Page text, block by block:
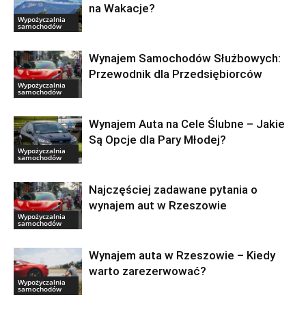
Wypożyczalnia
samochodów
na Wakacje?
Wypożyczalnia
samochodów
Wynajem Samochodów Służbowych:
Przewodnik dla Przedsiębiorców
Wypożyczalnia
samochodów
Wynajem Auta na Cele Ślubne – Jakie
Są Opcje dla Pary Młodej?
Wypożyczalnia
samochodów
Najczęściej zadawane pytania o
wynajem aut w Rzeszowie
Wypożyczalnia
samochodów
Wynajem auta w Rzeszowie – Kiedy
warto zarezerwować?